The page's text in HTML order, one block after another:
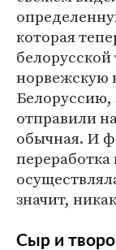
которая
норвежскую
Белоруссию,
отправили
обычная. И
значит,
Сыр и